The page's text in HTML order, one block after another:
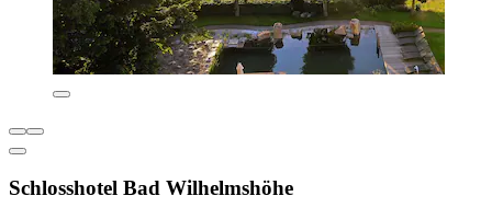
Schlosshotel Bad Wilhelmshöhe